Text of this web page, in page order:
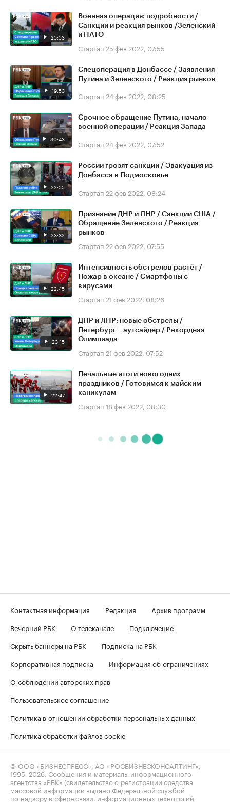
25:53
Военная операция: подробности /
Санкции и реакция рынков /Зеленский
и НАТО
Стартап 25 фев 2022, 07:55
19:53
Спецоперация в Донбассе / Заявления
Путина и Зеленского / Реакция рынков
Стартап 24 фев 2022, 08:25
30:43
Срочное обращение Путина, начало
военной операции / Реакция Запада
Стартап 24 фев 2022, 07:52
22:55
России грозят санкции / Эвакуация из
Донбасса в Подмосковье
Стартап 22 фев 2022, 08:24
23:32
Признание ДНР и ЛНР / Санкции США /
Обращение Зеленского / Реакция
рынков
Стартап 22 фев 2022, 07:55
22:45
Интенсивность обстрелов растёт /
Пожар в океане / Смартфоны с
вирусами
Стартап 21 фев 2022, 08:26
23:15
ДНР и ЛНР: новые обстрелы /
Петербург – аутсайдер / Рекордная
Олимпиада
Стартап 21 фев 2022, 07:52
22:47
Печальные итоги новогодних
праздников / Готовимся к майским
каникулам
Стартап 18 фев 2022, 08:30
Контактная информация Редакция
Архив программ
Вечерний РБК
О телеканале
Подключение
Скрыть баннеры на РБК
Подписка на РБК
Корпоративная подписка
Информация об ограничениях
О соблюдении авторских прав
Пользовательское соглашение
Политика в отношении обработки персональных данных
Политика обработки файлов cookie
© ООО «БИЗНЕСПРЕСС», АО «РОСБИЗНЕСКОНСАЛТИНГ»,
1995–2026 . Сообщения и материалы информационного
агентства «РБК» (свидетельство о регистрации средства
массовой информации выдано Федеральной службой
по надзору в сфере связи, информационных технологий